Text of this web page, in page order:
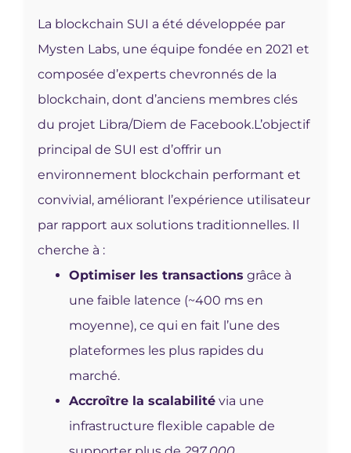
La blockchain SUI a été développée par
Mysten Labs, une équipe fondée en 2021 et
composée d’experts chevronnés de la
blockchain, dont d’anciens membres clés
du projet Libra/Diem de Facebook.L’objectif
principal de SUI est d’offrir un
environnement blockchain performant et
convivial, améliorant l’expérience utilisateur
par rapport aux solutions traditionnelles. Il
cherche à :
Optimiser les transactions grâce à
une faible latence (~400 ms en
moyenne), ce qui en fait l’une des
plateformes les plus rapides du
marché.
Accroître la scalabilité via une
infrastructure flexible capable de